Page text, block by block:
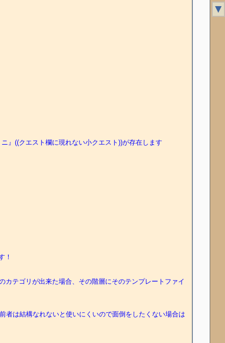
』((クエスト欄に現れない小クエスト))が存在します
！
テゴリが出来た場合、その階層にそのテンプレートファイ
は結構なれないと使いにくいので面倒をしたくない場合は
▼